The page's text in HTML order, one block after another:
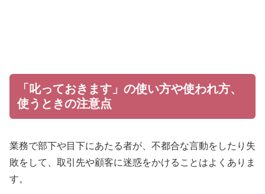
「叱っておきます」の使い方や使われ方、
使うときの注意点
業務で部下や目下にあたる者が、不都合な言動をしたり失
敗をして、取引先や顧客に迷惑をかけることはよくありま
す。